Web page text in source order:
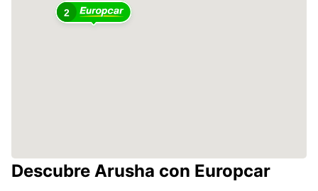
2
Descubre Arusha con Europcar